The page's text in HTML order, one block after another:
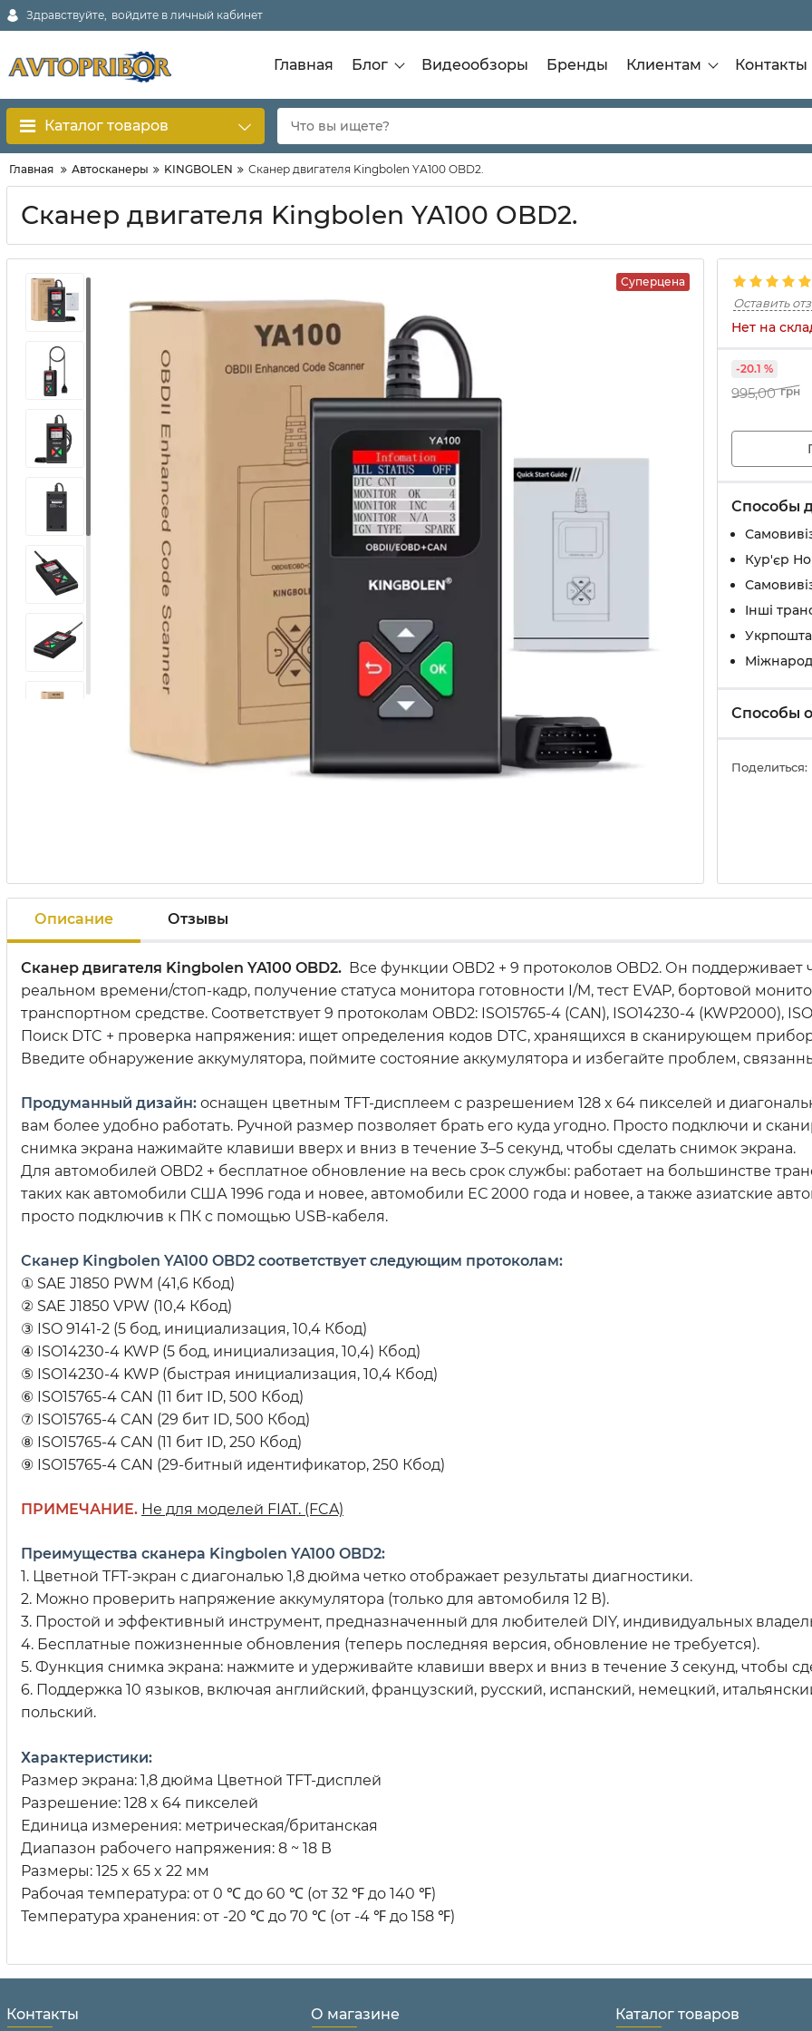
Здравствуйте, войдите в личный кабинет
Главная Блог Видеообзоры Бренды Клиентам Контакты
Каталог товаров
Главная Автосканеры KINGBOLEN Сканер двигателя Kingbolen YA100 OBD2.
Сканер двигателя Kingbolen YA100 OBD2.
Суперцена
Оставить
Нет на
995,00 грн
-20.1 %
Способы
Кур'єр
Інші
Укрпошта
Способы
Поделиться:
Описание Отзывы
Сканер двигателя Kingbolen YA100 OBD2. Все функции OBD2 + 9 протоколов OBD2. Он
реальном времени/стоп-кадр, получение статуса монитора готовности I/M, тест EVAP, бортовой
транспортном средстве. Соответствует 9 протоколам OBD2: ISO15765-4 (CAN), ISO14230-4 (KWP2000),
Поиск DTC + проверка напряжения: ищет определения кодов DTC, хранящихся в сканирующем
Введите обнаружение аккумулятора, поймите состояние аккумулятора и избегайте проблем,
Продуманный дизайн: оснащен цветным TFT-дисплеем с разрешением 128 x 64 пикселей и
вам более удобно работать. Ручной размер позволяет брать его куда угодно. Просто подключи и
снимка экрана нажимайте клавиши вверх и вниз в течение 3–5 секунд, чтобы сделать снимок экрана.
Для автомобилей OBD2 + бесплатное обновление на весь срок службы: работает на большинстве
таких как автомобили США 1996 года и новее, автомобили ЕС 2000 года и новее, а также азиатские
просто подключив к ПК с помощью USB-кабеля.
Сканер Kingbolen YA100 OBD2 соответствует следующим протоколам:
① SAE J1850 PWM (41,6 Кбод)
② SAE J1850 VPW (10,4 Кбод)
③ ISO 9141-2 (5 бод, инициализация, 10,4 Кбод)
④ ISO14230-4 KWP (5 бод, инициализация, 10,4) Кбод)
⑤ ISO14230-4 KWP (быстрая инициализация, 10,4 Кбод)
⑥ ISO15765-4 CAN (11 бит ID, 500 Кбод)
⑦ ISO15765-4 CAN (29 бит ID, 500 Кбод)
⑧ ISO15765-4 CAN (11 бит ID, 250 Кбод)
⑨ ISO15765-4 CAN (29-битный идентификатор, 250 Кбод)
ПРИМЕЧАНИЕ. Не для моделей FIAT. (FCA)
Преимущества сканера Kingbolen YA100 OBD2:
1. Цветной TFT-экран с диагональю 1,8 дюйма четко отображает результаты диагностики.
2. Можно проверить напряжение аккумулятора (только для автомобиля 12 В).
3. Простой и эффективный инструмент, предназначенный для любителей DIY, индивидуальных
4. Бесплатные пожизненные обновления (теперь последняя версия, обновление не требуется).
5. Функция снимка экрана: нажмите и удерживайте клавиши вверх и вниз в течение 3 секунд, чтобы
6. Поддержка 10 языков, включая английский, французский, русский, испанский, немецкий,
польский.
Характеристики:
Размер экрана: 1,8 дюйма Цветной TFT-дисплей
Разрешение: 128 x 64 пикселей
Единица измерения: метрическая/британская
Диапазон рабочего напряжения: 8 ~ 18 В
Размеры: 125 x 65 x 22 мм
Рабочая температура: от 0 ℃ до 60 ℃ (от 32 ℉ до 140 ℉)
Температура хранения: от -20 ℃ до 70 ℃ (от -4 ℉ до 158 ℉)
Контакты О магазине Каталог товаров